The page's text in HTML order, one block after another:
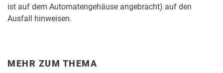
ist auf dem Automatengehäuse angebracht) auf den
Ausfall hinweisen.
MEHR ZUM THEMA